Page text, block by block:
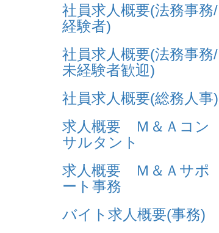
社員求人概要(法務事務/
経験者)
社員求人概要(法務事務/
未経験者歓迎)
社員求人概要(総務人事)
求人概要 Ｍ＆Ａコン
サルタント
求人概要 Ｍ＆Ａサポ
ート事務
バイト求人概要(事務)